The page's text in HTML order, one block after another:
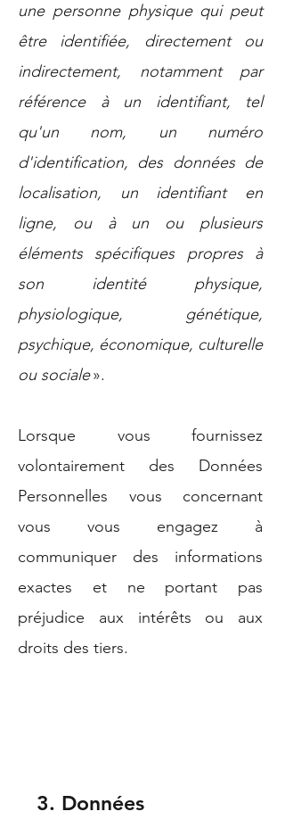
une personne physique qui peut
être identifiée, directement ou
indirectement, notamment par
référence à un identifiant, tel
qu'un nom, un numéro
d'identification, des données de
localisation, un identifiant en
ligne, ou à un ou plusieurs
éléments spécifiques propres à
son identité physique,
physiologique, génétique,
psychique, économique, culturelle
ou sociale».
Lorsque vous fournissez
volontairement des Données
Personnelles vous concernant
vous vous engagez à
communiquer des informations
exactes et ne portant pas
préjudice aux intérêts ou aux
droits des tiers.
3. Données